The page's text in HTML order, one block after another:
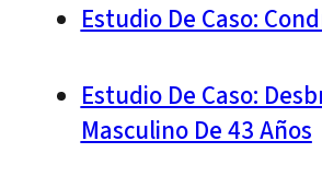
Estudio De Caso:
Estudio De Caso:
Masculino De 43 Años